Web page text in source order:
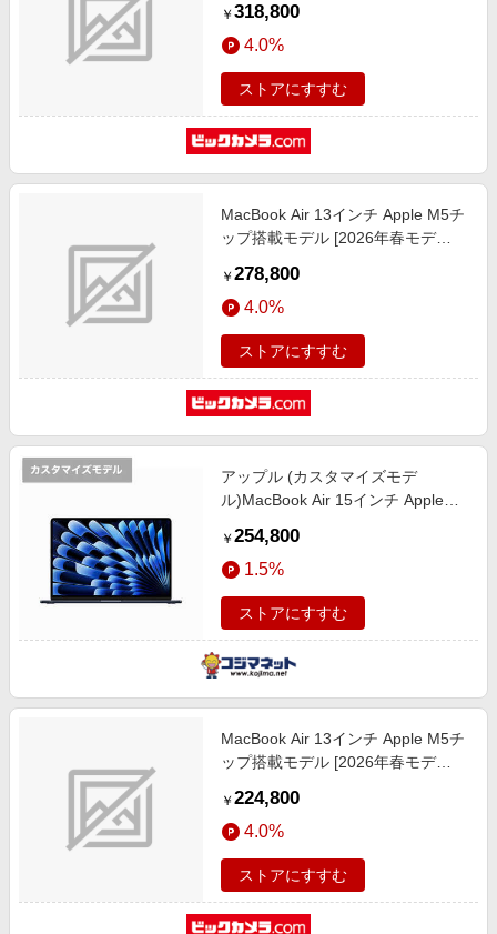
デル/SSD 1TB/メモリ16GB/10コア
CPUと10コアGPU] ミッドナイト
CTOMDVK4JA-Z1LX00050
￥ 318,800
4.0%
ストアにすすむ
MacBook Air 13インチ Apple M5チ
ップ搭載モデル [2026年春モデ
CPUと10コアGPU] スターライト
MDHC4J/A
￥ 278,800
4.0%
ストアにすすむ
アップル (カスタマイズモデ
ル)MacBook Air 15インチ Apple
512GB メモリ 16GB 8コアCPUと
10コアGPU ］ ミッドナイト
MQKX3JACTO
￥ 254,800
1.5%
ストアにすすむ
MacBook Air 13インチ Apple M5チ
ップ搭載モデル [2026年春モデ
CPUと8コアGPU] ミッドナイト
MDHE4J/A
￥ 224,800
4.0%
ストアにすすむ